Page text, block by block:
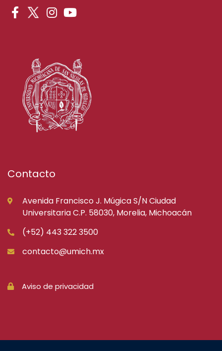
Contacto
Avenida Francisco J. Múgica S/N Ciudad
Universitaria C.P. 58030, Morelia, Michoacán
(+52) 443 322 3500
contacto@umich.mx
Aviso de privacidad